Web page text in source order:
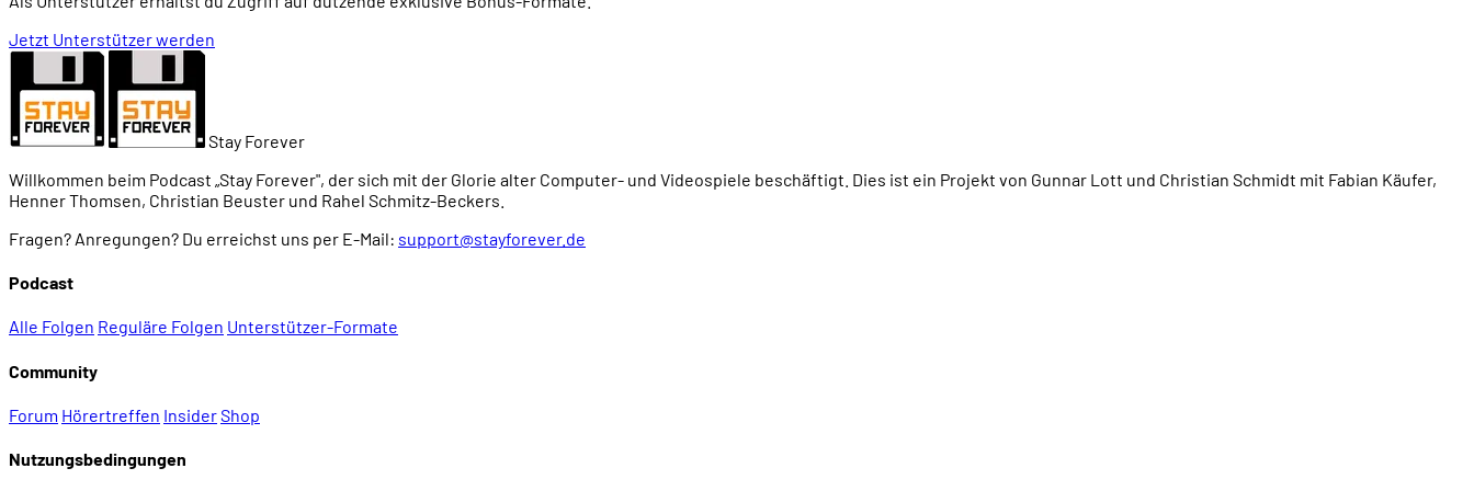
Der Spieleinstieg in der Chatsubo Bar
00:47:59 Das Coderad für das PAX
00:48:32 Das "Internet": Comlink-Adressen
00:50:49 Die Adventure-Mechaniken
00:53:16 Der Body Shop
00:57:26 Comlink-Webseiten
Jetzt Unterstützer werden
Stay Forever
Willkommen beim Podcast „Stay Forever", der sich mit der Glorie alter Computer- und Videospiele beschäftigt. Dies ist ein Projekt von Gunnar Lott und Christian Schmidt mit Fabian Käufer,
Henner Thomsen, Christian Beuster und Rahel Schmitz-Beckers.
Fragen? Anregungen? Du erreichst uns per E-Mail: support@stayforever.de
Podcast
Alle Folgen Reguläre Folgen Unterstützer-Formate
Community
Forum Hörertreffen InsiderShop
Nutzungsbedingungen